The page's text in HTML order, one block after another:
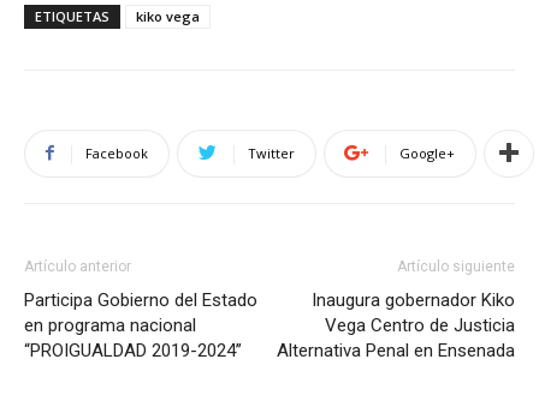
ETIQUETAS kiko vega
Facebook Twitter Google+
Artículo anterior
Participa Gobierno del Estado
en programa nacional
“PROIGUALDAD 2019-2024’’
Artículo siguiente
Inaugura gobernador Kiko
Vega Centro de Justicia
Alternativa Penal en Ensenada